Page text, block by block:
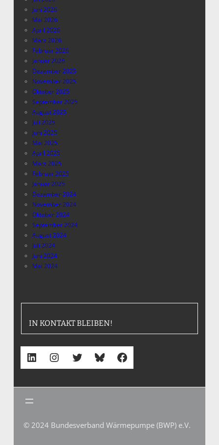
Juni 2026
Mai 2026
April 2026
März 2026
Februar 2026
Januar 2026
Dezember 2025
November 2025
Oktober 2025
September 2025
August 2025
Juli 2025
Juni 2025
Mai 2025
April 2025
März 2025
Februar 2025
Januar 2025
Dezember 2024
November 2024
Oktober 2024
September 2024
August 2024
Juli 2024
Juni 2024
Mai 2024
IN KONTAKT BLEIBEN!
LinkedIn Instagram Twitter Bluesky Facebook
© 2024 Bundesverband Wärmepumpe (BWP) e.V.